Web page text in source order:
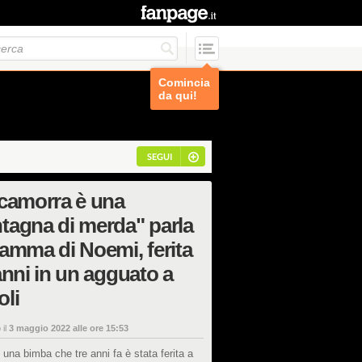
Comincia
da qui!
SEGUI
è una
di merda" parla
di Noemi, ferita
in un agguato a
il 3 maggio 2022 alle ore 15:53
una bimba che tre anni fa è stata ferita a